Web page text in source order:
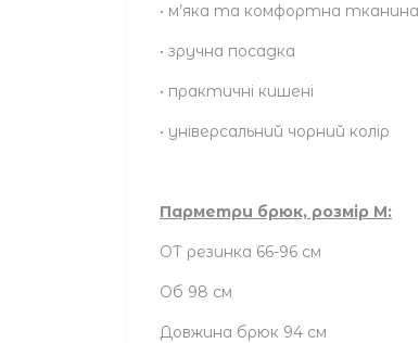
• м’яка та комфортна тканина
• зручна посадка
• практичні кишені
• універсальний чорний колір
Парметри брюк, розмір М:
ОТ резинка 66-96 см
Об 98 см
Довжина брюк 94 см